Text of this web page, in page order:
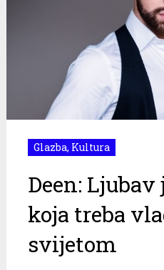
Glazba, Kultura
Deen: Ljubav
koja treba
svijetom